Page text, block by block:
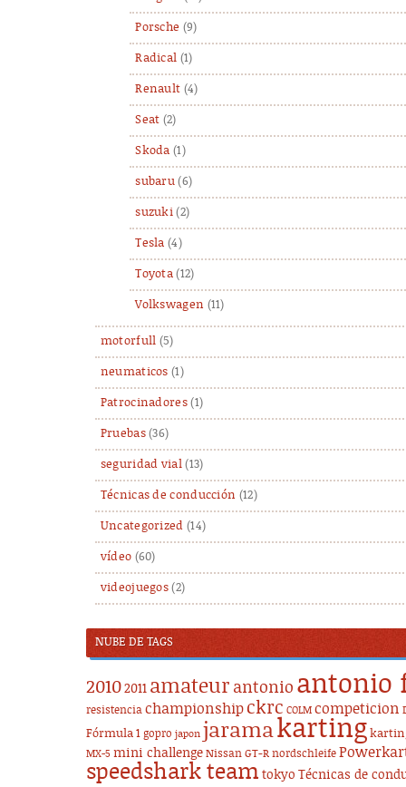
Porsche (9)
Radical (1)
Renault (4)
Seat (2)
Skoda (1)
subaru (6)
suzuki (2)
Tesla (4)
Toyota (12)
Volkswagen (11)
motorfull (5)
neumaticos (1)
Patrocinadores(1)
Pruebas(36)
seguridad vial(13)
Técnicas de conducción (12)
Uncategorized (14)
vídeo (60)
videojuegos (2)
NUBE DE TAGS
20102011 amateur antonio antonio
resistencia championship ckrc COLM competicion
Fórmula 1 gopro japon jaramakarting
MX-5 mini challenge Nissan GT-R nordschleife
speedshark team tokyo Técnicas de